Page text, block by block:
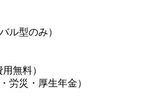
ル型のみ）
無料）
労災・厚生年金）